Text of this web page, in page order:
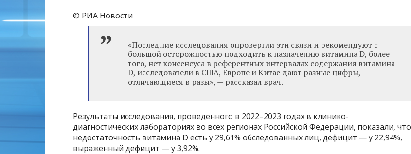
© РИА Новости
«Последние исследования опровергли эти связи и рекомендуют с
большой осторожностью подходить к назначению витамина D, более
того, нет консенсуса в референтных интервалах содержания витамина
D, исследователи в США, Европе и Китае дают разные цифры,
отличающиеся в разы», — рассказал врач.
Результаты исследования, проведенного в 2022–2023 годах в клинико-
диагностических лабораториях во всех регионах Российской Федерации, показали, что
недостаточность витамина D есть у 29,61% обследованных лиц, дефицит — у 22,94%,
выраженный дефицит — у 3,92%.